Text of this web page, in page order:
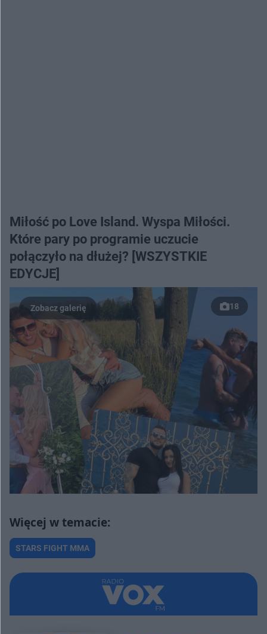
Miłość po Love Island. Wyspa Miłości.
Które pary po programie uczucie
połączyło na dłużej? [WSZYSTKIE
EDYCJE]
18
STARS FIGHT MMA